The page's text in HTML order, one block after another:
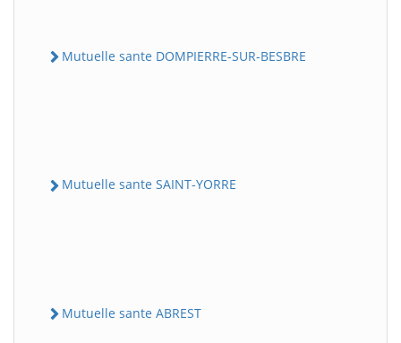
Mutuelle sante DOMPIERRE-SUR-BESBRE
Mutuelle sante SAINT-YORRE
Mutuelle sante ABREST